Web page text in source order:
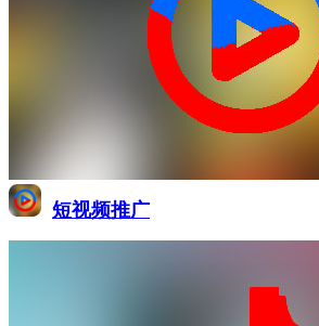
短视频推广